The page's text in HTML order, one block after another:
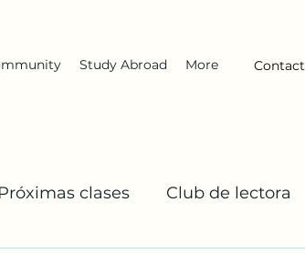
Study Abroad More Contact
Próximas clases Club de lectora